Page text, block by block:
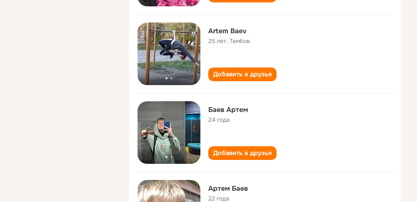
Artem Baev
25 лет,Тамбов
Добавить в друзья
Баев Артем
24 года
Добавить в друзья
Артем Баев
22 года